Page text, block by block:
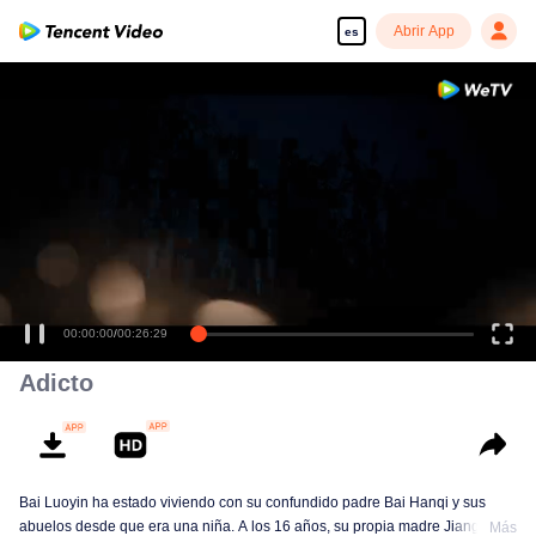
es Abrir App
00:00:00/00:26:29
Adicto
Bai Luoyin ha estado viviendo con su confundido padre Bai Hanqi y sus
abuelos desde que era una niña. A los 16 años, su propia madre Jiang Yuan
Más